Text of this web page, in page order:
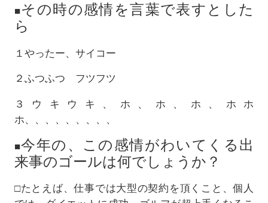
■その時の感情を言葉で表すとした
ら
１やったー、サイコー
２ふつふつ フツフツ
３ウキウキ、ホ、ホ、ホ、ホホ
ホ、、、、、、、、、
■今年の、この感情がわいてくる出
来事のゴールは何でしょうか？
□たとえば、仕事では大型の契約を頂くこと、個人